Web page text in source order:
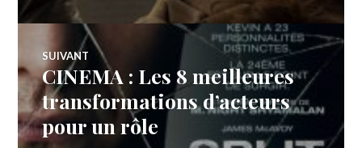
SUIVANT
Article
Suivant:
CINEMA : Les 8 meilleures
transformations d’acteurs
pour un rôle